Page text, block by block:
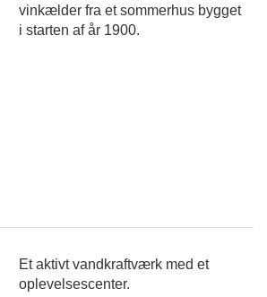
vinkælder fra et sommerhus bygget
i starten af år 1900.
Et aktivt vandkraftværk med et
oplevelsescenter.